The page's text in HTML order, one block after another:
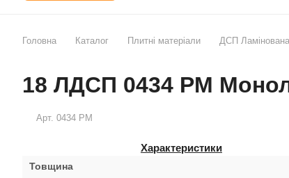
Головна Каталог Плитні матеріали ДСП Ламінована
18 ЛДСП 0434 PM
Арт. 0434 PM
Характеристики
Товщина